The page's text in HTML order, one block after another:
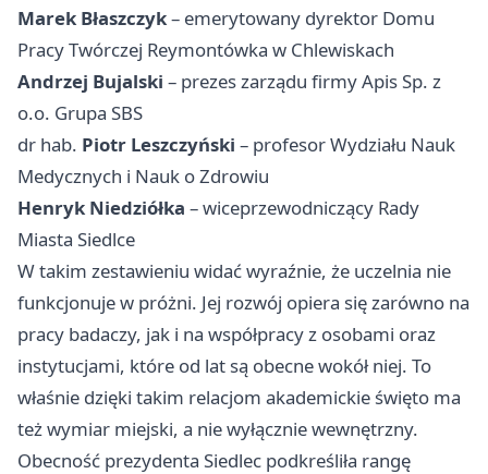
Marek Błaszczyk– emerytowany dyrektor Domu
Pracy Twórczej Reymontówka w Chlewiskach
Andrzej Bujalski – prezes zarządu firmy Apis Sp. z
o.o. Grupa SBS
dr hab. Piotr Leszczyński – profesor Wydziału Nauk
Medycznych i Nauk o Zdrowiu
Henryk Niedziółka – wiceprzewodniczący Rady
Miasta Siedlce
W takim zestawieniu widać wyraźnie, że uczelnia nie
funkcjonuje w próżni. Jej rozwój opiera się zarówno na
pracy badaczy, jak i na współpracy z osobami oraz
instytucjami, które od lat są obecne wokół niej. To
właśnie dzięki takim relacjom akademickie święto ma
też wymiar miejski, a nie wyłącznie wewnętrzny.
Obecność prezydenta Siedlec podkreśliła rangę